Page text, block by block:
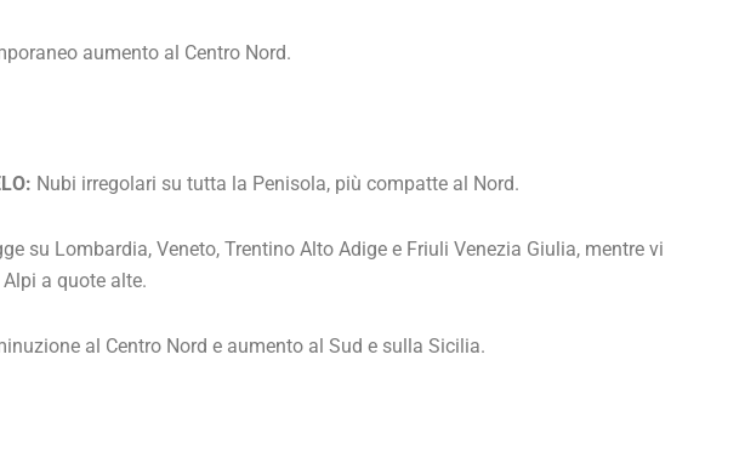
aumento al Centro Nord.
Nubi irregolari su tutta la Penisola, più compatte al Nord.
su Lombardia, Veneto, Trentino Alto Adige e Friuli Venezia Giulia, mentre vi
a quote alte.
al Centro Nord e aumento al Sud e sulla Sicilia.